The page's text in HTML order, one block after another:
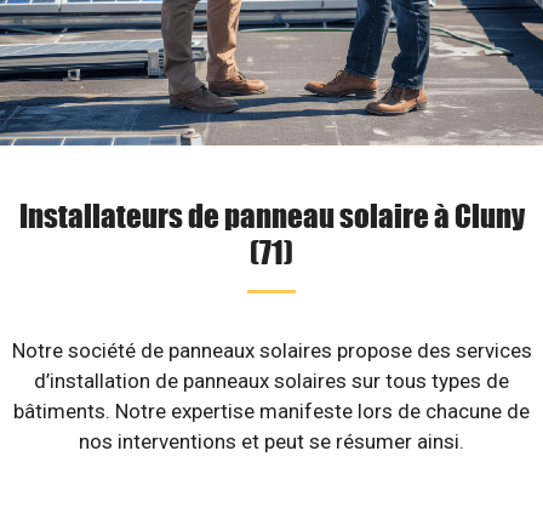
Installateurs de panneau solaire à Cluny
(71)
Notre société de panneaux solaires propose des services
d’installation de panneaux solaires sur tous types de
bâtiments. Notre expertise manifeste lors de chacune de
nos interventions et peut se résumer ainsi.